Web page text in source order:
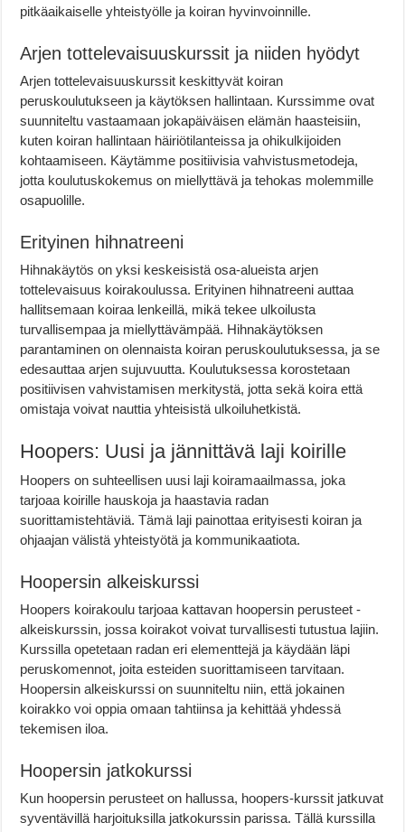
pitkäaikaiselle yhteistyölle ja koiran hyvinvoinnille.
Arjen tottelevaisuuskurssit ja niiden hyödyt
Arjen tottelevaisuuskurssit keskittyvät koiran
peruskoulutukseen ja käytöksen hallintaan. Kurssimme ovat
suunniteltu vastaamaan jokapäiväisen elämän haasteisiin,
kuten koiran hallintaan häiriötilanteissa ja ohikulkijoiden
kohtaamiseen. Käytämme positiivisia vahvistusmetodeja,
jotta koulutuskokemus on miellyttävä ja tehokas molemmille
osapuolille.
Erityinen hihnatreeni
Hihnakäytös on yksi keskeisistä osa-alueista arjen
tottelevaisuus koirakoulussa. Erityinen hihnatreeni auttaa
hallitsemaan koiraa lenkeillä, mikä tekee ulkoilusta
turvallisempaa ja miellyttävämpää. Hihnakäytöksen
parantaminen on olennaista koiran peruskoulutuksessa, ja se
edesauttaa arjen sujuvuutta. Koulutuksessa korostetaan
positiivisen vahvistamisen merkitystä, jotta sekä koira että
omistaja voivat nauttia yhteisistä ulkoiluhetkistä.
Hoopers: Uusi ja jännittävä laji koirille
Hoopers on suhteellisen uusi laji koiramaailmassa, joka
tarjoaa koirille hauskoja ja haastavia radan
suorittamistehtäviä. Tämä laji painottaa erityisesti koiran ja
ohjaajan välistä yhteistyötä ja kommunikaatiota.
Hoopersin alkeiskurssi
Hoopers koirakoulu tarjoaa kattavan hoopersin perusteet -
alkeiskurssin, jossa koirakot voivat turvallisesti tutustua lajiin.
Kurssilla opetetaan radan eri elementtejä ja käydään läpi
peruskomennot, joita esteiden suorittamiseen tarvitaan.
Hoopersin alkeiskurssi on suunniteltu niin, että jokainen
koirakko voi oppia omaan tahtiinsa ja kehittää yhdessä
tekemisen iloa.
Hoopersin jatkokurssi
Kun hoopersin perusteet on hallussa, hoopers-kurssit jatkuvat
syventävillä harjoituksilla jatkokurssin parissa. Tällä kurssilla